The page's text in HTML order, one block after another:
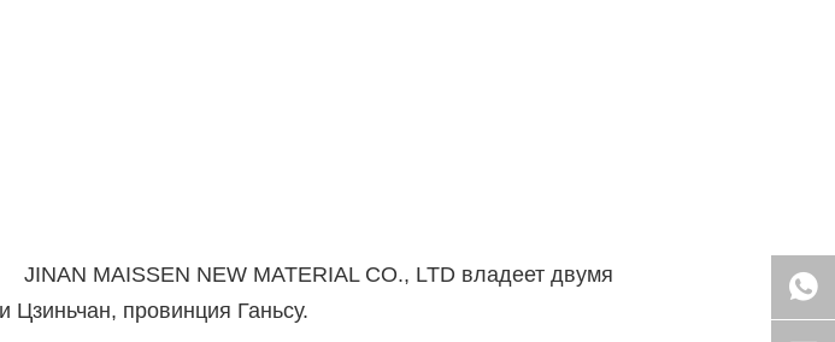
JINAN MAISSEN NEW MATERIAL CO., LTD владеет двумя
провинция Ганьсу.